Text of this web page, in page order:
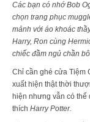
Các bạn có nhớ Bob
chọn trang phục
mảnh với áo khoác
Harry, Ron cùng
chiếc đầm ngủ chần
Chỉ cần ghé cửa Tiệm
xuất hiện thật thời
hiện nhưng vẫn có
thích Harry Potter.